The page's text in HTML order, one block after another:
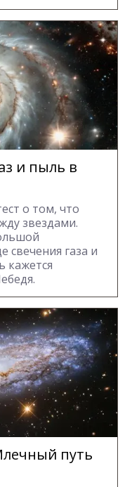
и пыль в
о том, что
звездами.
свечения газа и
кажется
путь